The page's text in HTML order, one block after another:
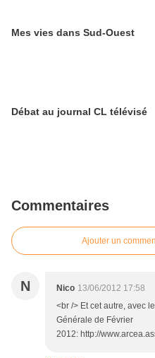
Mes vies dans Sud-Ouest
Débat au journal CL télévisé
Commentaires
Ajouter un
N Nico 13/06/2012 17:58
<br /> Et cet autre, avec
Générale de Février
2012: http://